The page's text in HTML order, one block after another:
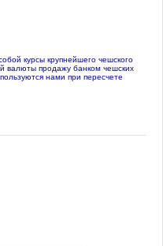
курсы крупнейшего чешского
валюты продажу банком чешских
нами при пересчете